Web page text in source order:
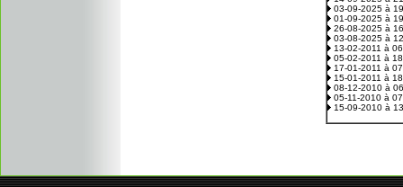
03-09-2025 à
01-09-2025 à
26-08-2025 à
03-08-2025 à
13-02-2011 à
05-02-2011 à
17-01-2011 à
15-01-2011 à
08-12-2010 à
05-11-2010 à
15-09-2010 à